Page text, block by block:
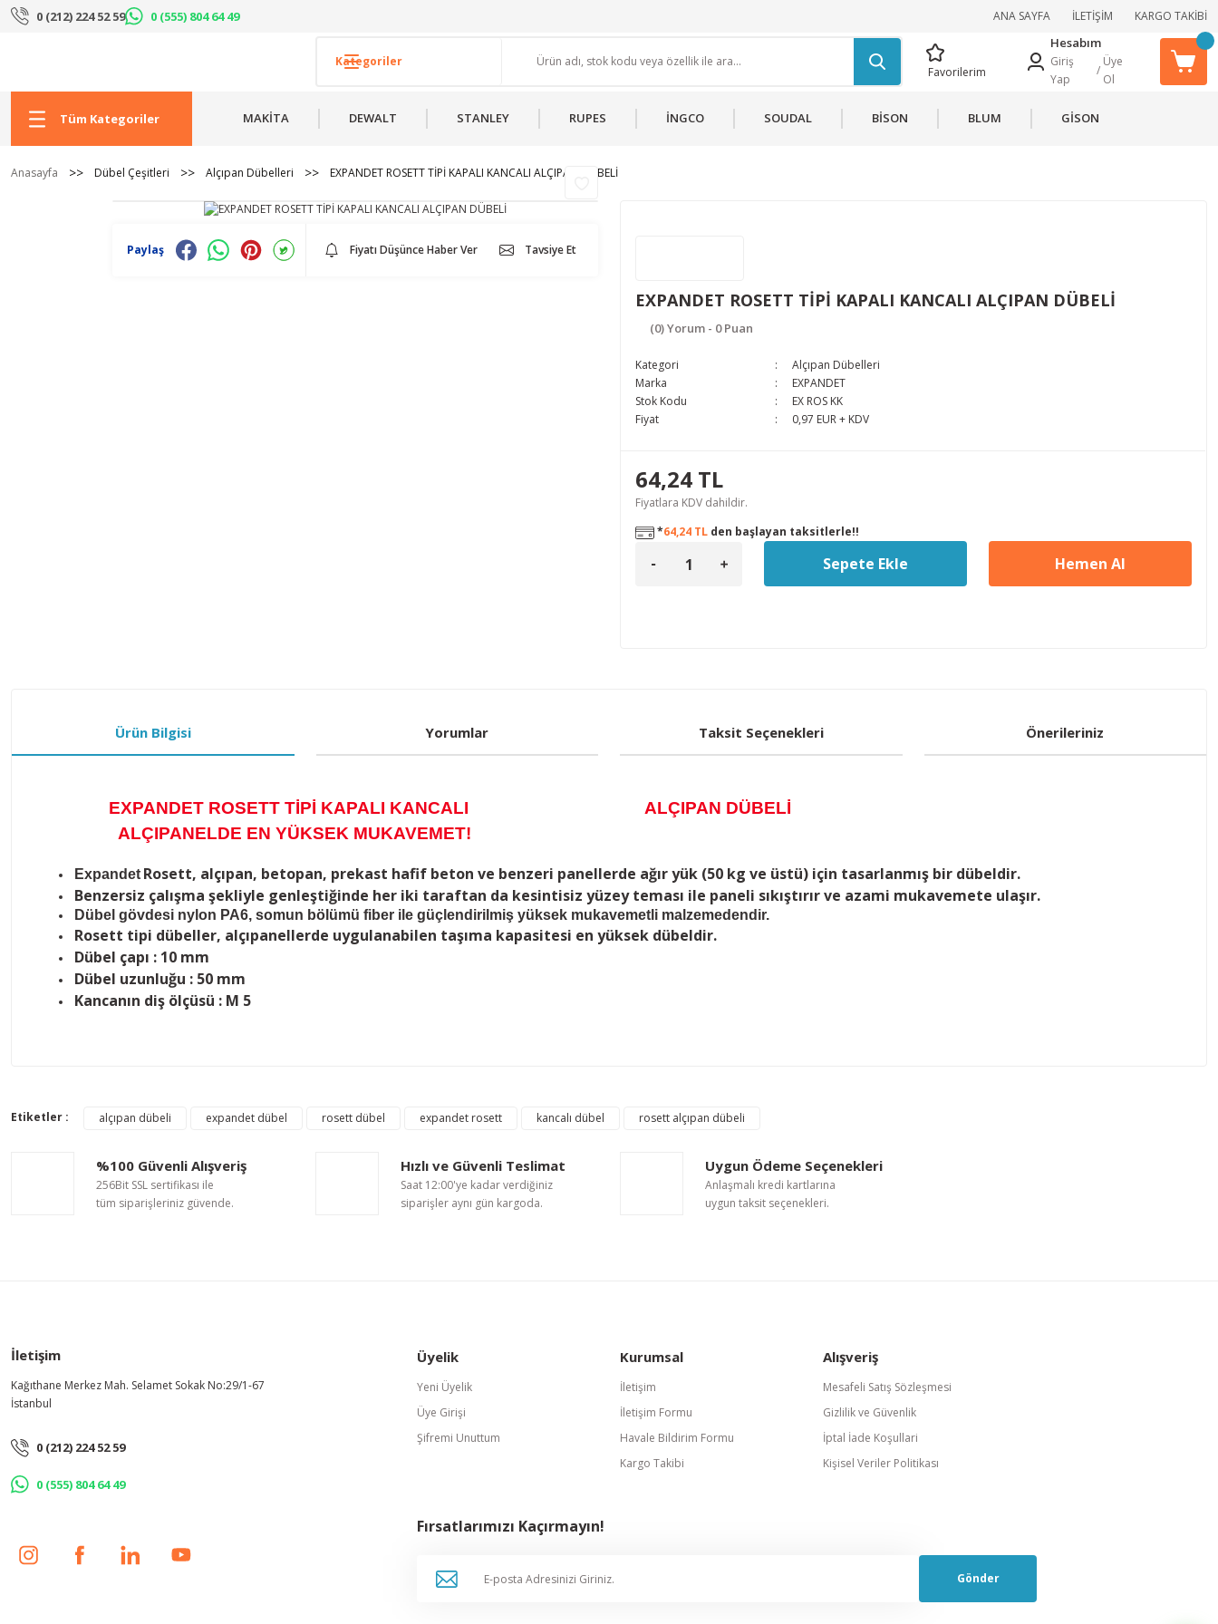
0 (212) 224 52 59 0 (555) 804 64 49 ANA SAYFA İLETİŞİM KARGO TAKİBİ
Favorilerim
Hesabım
Giriş
Yap
/
Üye
Ol
Tüm Kategoriler MAKİTA DEWALT STANLEY RUPES İNGCO SOUDAL BİSON BLUM GİSON
Anasayfa Dübel Çeşitleri Alçıpan Dübelleri EXPANDET ROSETT TİPİ KAPALI KANCALI ALÇIPAN DÜBELİ
Paylaş Fiyatı Düşünce Haber Ver Tavsiye Et
EXPANDET ROSETT TİPİ KAPALI KANCALI ALÇIPAN DÜBELİ
(0) Yorum - 0 Puan
Kategori
Alçıpan Dübelleri
Marka
EXPANDET
Stok Kodu
EX ROS KK
Fiyat
0,97 EUR + KDV
64,24 TL
Fiyatlara KDV dahildir.
*64,24 TL den başlayan taksitlerle!!
Sepete Ekle Hemen Al
Ürün Bilgisi Yorumlar Taksit Seçenekleri Önerileriniz
EXPANDET ROSETT TİPİ KAPALI KANCALI ALÇIPAN DÜBELİ
ALÇIPANELDE EN YÜKSEK MUKAVEMET!
Expandet Rosett, alçıpan, betopan, prekast hafif beton ve benzeri panellerde ağır yük (50 kg ve üstü) için tasarlanmış bir dübeldir.
Benzersiz çalışma şekliyle genleştiğinde her iki taraftan da kesintisiz yüzey teması ile paneli sıkıştırır ve azami mukavemete ulaşır.
Dübel gövdesi nylon PA6, somun bölümü fiber ile güçlendirilmiş yüksek mukavemetli malzemedendir.
Rosett tipi dübeller, alçıpanellerde uygulanabilen taşıma kapasitesi en yüksek dübeldir.
Dübel çapı : 10 mm
Dübel uzunluğu : 50 mm
Kancanın diş ölçüsü : M 5
Ürün resmi kalitesiz, bozuk veya görüntülenemiyor.
Ürün bilgilerinde hatalar bulunuyor.
Ürün fiyatı diğer sitelerden daha pahalı.
Etiketler : alçıpan dübeli expandet dübel rosett dübel expandet rosett kancalı dübel rosett alçıpan dübeli
%100 Güvenli Alışveriş
256Bit SSL sertifikası ile
tüm siparişleriniz güvende.
Hızlı ve Güvenli Teslimat
Saat 12:00'ye kadar verdiğiniz
siparişler aynı gün kargoda.
Uygun Ödeme Seçenekleri
Anlaşmalı kredi kartlarına
uygun taksit seçenekleri.
İletişim
Kağıthane Merkez Mah. Selamet Sokak No:29/1-67
İstanbul
0 (212) 224 52 59
0 (555) 804 64 49
Üyelik
Yeni Üyelik
Üye Girişi
Şifremi Unuttum
Kurumsal
İletişim
İletişim Formu
Havale Bildirim Formu
Kargo Takibi
Alışveriş
Mesafeli Satış Sözleşmesi
Gizlilik ve Güvenlik
İptal İade Koşullari
Kişisel Veriler Politikası
Fırsatlarımızı Kaçırmayın!
Gönder